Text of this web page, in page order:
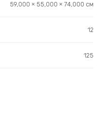
59,000 × 55,000 × 74,000 см
12
125